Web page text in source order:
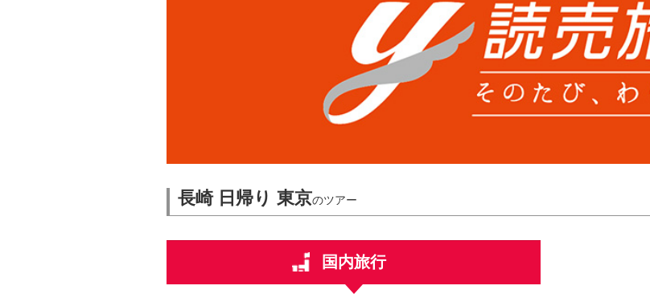
長崎 日帰り 東京のツアー
国内旅行